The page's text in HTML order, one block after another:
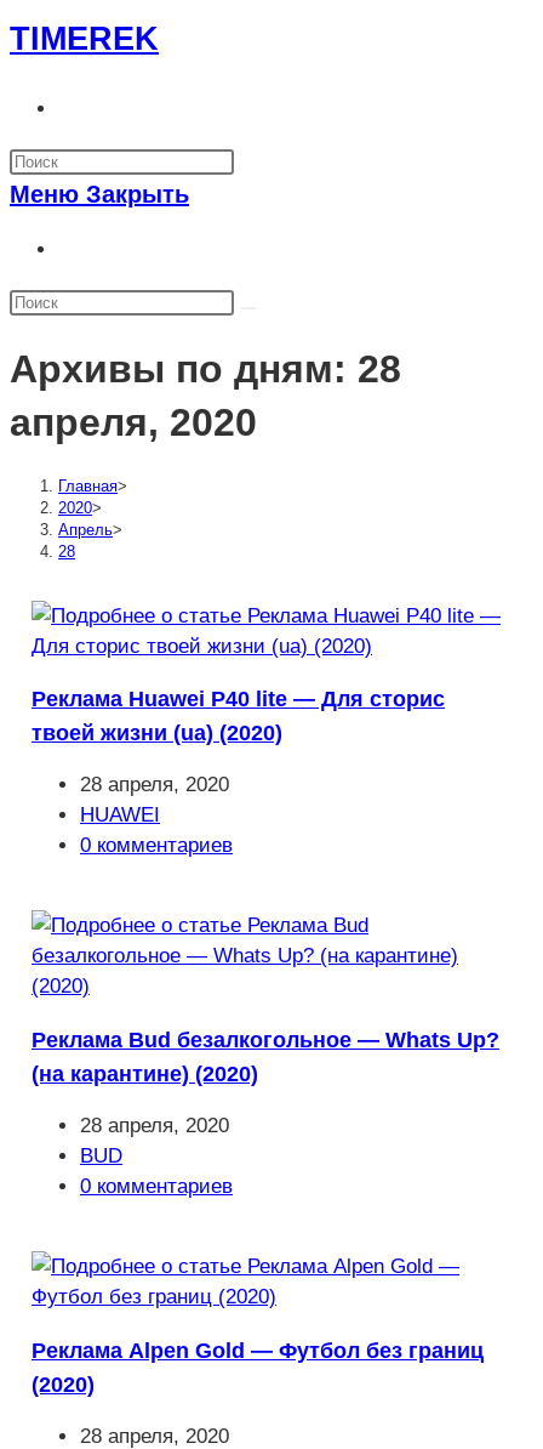
Перейти
к
TIMEREK
по
веб-
Меню Закрыть
по
сайту
Архивы по дням: 28
апреля, 2020
Главная>
2020>
Апрель>
28
Реклама Huawei P40 lite — Для сторис
твоей жизни (ua) (2020)
Запись
опубликована:
28 апреля, 2020
Рубрика
записи:
HUAWEI
Комментарии
0 комментариев
Реклама Bud безалкогольное — Whats Up?
(на карантине) (2020)
Запись
опубликована:
28 апреля, 2020
Рубрика
записи:
BUD
Комментарии
0 комментариев
Реклама Alpen Gold — Футбол без границ
(2020)
Запись
28 апреля, 2020